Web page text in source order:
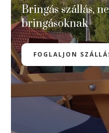
Bringás szállás,
bringásoknak
FOGLALJON